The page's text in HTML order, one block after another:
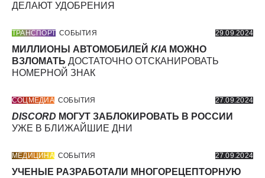
ДЕЛАЮТ УДОБРЕНИЯ
ТРАНСПОРТ СОБЫТИЯ 29.09.2024
МИЛЛИОНЫ АВТОМОБИЛЕЙ KIA МОЖНО
ВЗЛОМАТЬ ДОСТАТОЧНО ОТСКАНИРОВАТЬ
НОМЕРНОЙ ЗНАК
СОЦМЕДИА СОБЫТИЯ 27.09.2024
DISCORD МОГУТ ЗАБЛОКИРОВАТЬ В РОССИИ
УЖЕ В БЛИЖАЙШИЕ ДНИ
МЕДИЦИНА СОБЫТИЯ 27.09.2024
УЧЕНЫЕ РАЗРАБОТАЛИ МНОГОРЕЦЕПТОРНУЮ